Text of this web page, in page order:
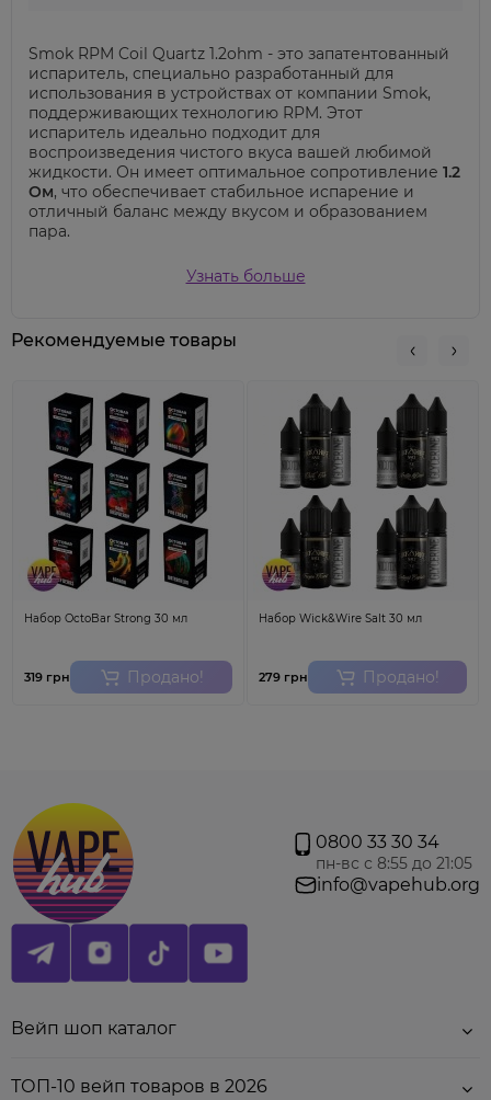
Smok RPM Coil Quartz 1.2ohm - это запатентованный
испаритель, специально разработанный для
использования в устройствах от компании Smok,
поддерживающих технологию RPM. Этот
испаритель идеально подходит для
воспроизведения чистого вкуса вашей любимой
жидкости. Он имеет оптимальное сопротивление 1.2
Ом, что обеспечивает стабильное испарение и
отличный баланс между вкусом и образованием
пара.
материалов и выполнен с учетом последних
Quartz 1.2ohmлегко устанавливается и подходит для
Если вы ищете испаритель, который даст вам
чистый вкус и высокую эффективность,
Smok RPM
Coil Quartz 1.2ohmстанет отличным выбором для
вашего устройства.
Характеристики Smok RPM Coil Quartz
Тип:сменный испаритель
4, Thallo, Thallo S, Nord X , RPM 2 Kit, RPM 2S, SCAR-P3, SCAR-P5,
RPM Lite, Alike, Pozz X, Nord 2, Fetch Pro, RPM80, RPM80 Pro,
Fetch Mini, RPM40,
RPM4 Kit, IPX 80 kit . В ат
должна впитать жидкость поэтому рекомендуем заправить
картридж и подождать 10-15 минут, а только потом
использовать!
Узнать больше
Рекомендуемые товары
Набор OctoBar Strong 30 мл
319 грн Продано!
Набор Wick&Wire Salt 30 мл
279 грн Продано!
0800 33 30 34
пн-вс с 8:55 до 21:05
info@vapehub.org
Вейп шоп каталог
ТОП-10 вейп товаров в 2026